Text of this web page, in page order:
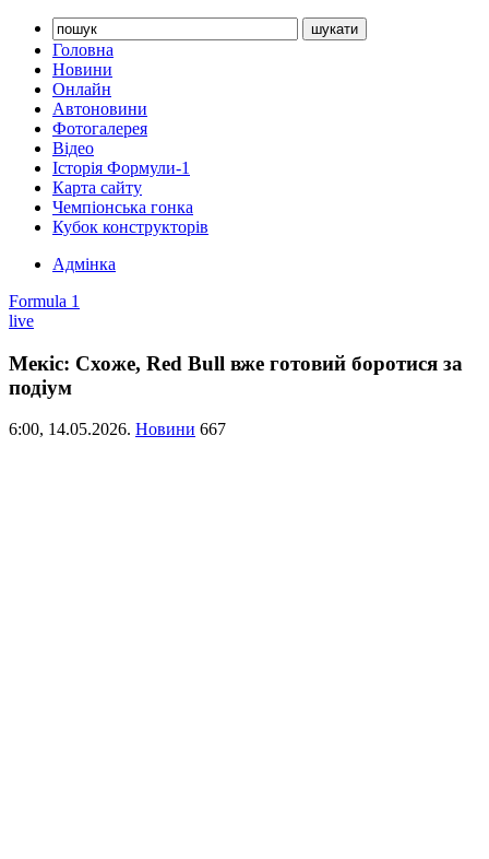
Головна
Новини
Онлайн
Автоновини
Фотогалерея
Відео
Історія Формули-1
Карта сайту
Чемпіонська гонка
Кубок конструкторів
Адмінка
Formula 1
live
Мекіс: Схоже, Red Bull вже готовий боротися за
подіум
6:00, 14.05.2026. Новини 667